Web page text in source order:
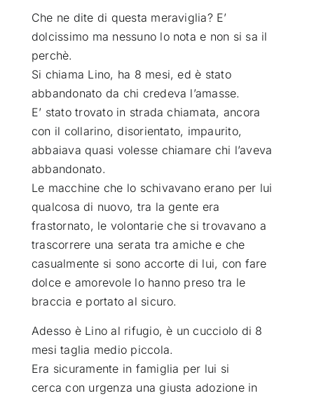
SEMPRE CON ME
Che ne dite di questa meraviglia? E’
dolcissimo ma nessuno lo nota e non si sa il
perchè.
Si chiama Lino, ha 8 mesi, ed è stato
abbandonato da chi credeva l’amasse.
E’ stato trovato in strada chiamata, ancora
con il collarino, disorientato, impaurito,
abbaiava quasi volesse chiamare chi l’aveva
abbandonato.
Le macchine che lo schivavano erano per lui
qualcosa di nuovo, tra la gente era
frastornato, le volontarie che si trovavano a
trascorrere una serata tra amiche e che
casualmente si sono accorte di lui, con fare
dolce e amorevole lo hanno preso tra le
braccia e portato al sicuro.
Adesso è Lino al rifugio, è un cucciolo di 8
mesi taglia medio piccola.
Era sicuramente in famiglia per lui si
cerca con urgenza una giusta adozione in